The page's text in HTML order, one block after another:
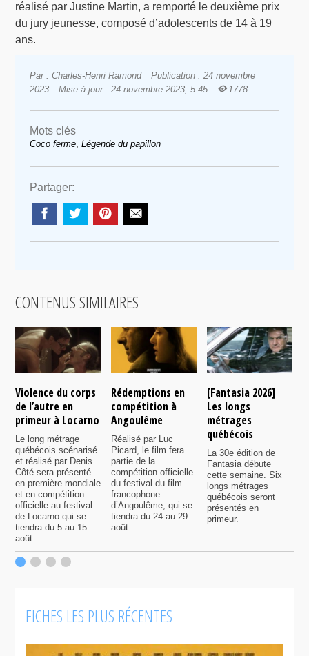
réalisé par Justine Martin, a remporté le deuxième prix
du jury jeunesse, composé d’adolescents de 14 à 19
ans.
Par : Charles-Henri Ramond
Publication : 24 novembre
2023
Mise à jour : 24 novembre 2023, 5:45 1778
Mots clés
Coco ferme, Légende du papillon
Partager:
CONTENUS SIMILAIRES
Violence du corps
de l’autre en
primeur à Locarno
Le long métrage
québécois scénarisé
et réalisé par Denis
Côté sera présenté
en première mondiale
et en compétition
officielle au festival
de Locarno qui se
tiendra du 5 au 15
août.
Rédemptions en
compétition à
Angoulême
Réalisé par Luc
Picard, le film fera
partie de la
compétition officielle
du festival du film
francophone
d’Angoulême, qui se
tiendra du 24 au 29
août.
[Fantasia 2026]
Les longs
métrages
québécois
La 30e édition de
Fantasia débute
cette semaine. Six
longs métrages
québécois seront
présentés en
primeur.
FICHES LES PLUS RÉCENTES